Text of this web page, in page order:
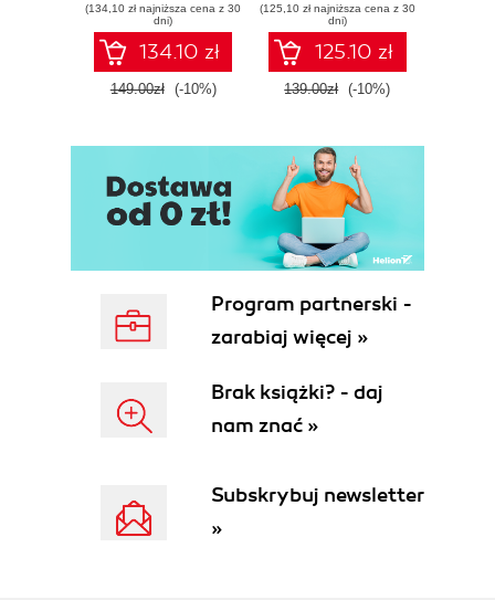
threat response -
Fourth Edition
(134,10 zł najniższa cena z 30
dni)
134.10 zł
149.00zł (-10%)
Tools, and
Microsoft Fabric -
Fourth Edition
(125,10 zł najniższa cena z 30
dni)
125.10 zł
139.00zł (-10%)
Program partnerski -
zarabiaj więcej »
Brak książki? - daj
nam znać »
Subskrybuj newsletter
»